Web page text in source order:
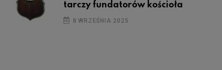
tarczy fundatorów kościoła
8 WRZEŚNIA 2025